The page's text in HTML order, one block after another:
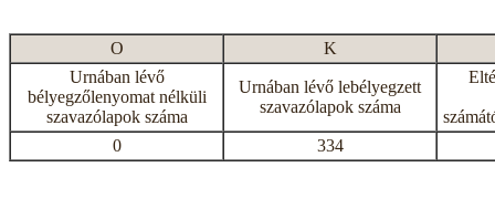
O
K
Urnában lévő
bélyegzőlenyomat nélküli
szavazólapok száma
Urnában lévő lebélyegzett
szavazólapok száma
0
334